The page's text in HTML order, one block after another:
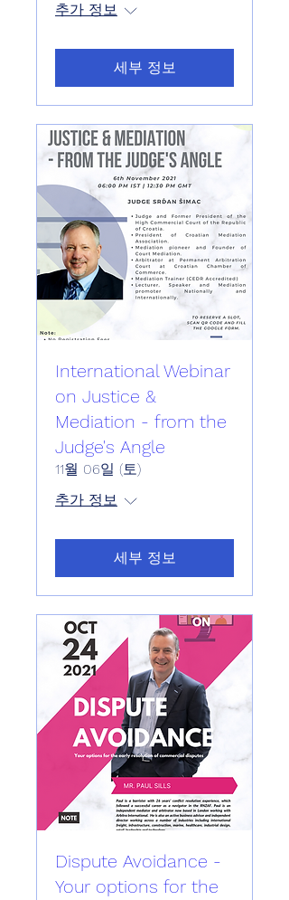
추가 정보
세부 정보
International Webinar
on Justice &
Mediation - from the
Judge's Angle
11월 06일 (토)
추가 정보
세부 정보
Dispute Avoidance -
Your options for the